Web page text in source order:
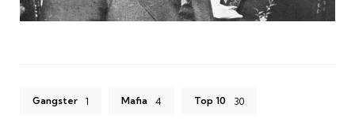
Gangster 1 Mafia 4 Top 10 30